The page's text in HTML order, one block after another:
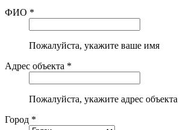
ФИО *
Пожалуйста, укажите ваше имя
Адрес объекта *
Пожалуйста, укажите адрес объекта
Город *